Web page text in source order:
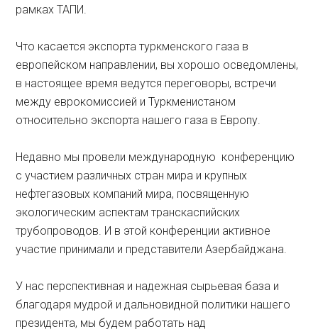
рамках ТАПИ.
Что касается экспорта туркменского газа в
европейском направлении, вы хорошо осведомлены,
в настоящее время ведутся переговоры, встречи
между еврокомиссией и Туркменистаном
относительно экспорта нашего газа в Европу.
Недавно мы провели международную конференцию
с участием различных стран мира и крупных
нефтегазовых компаний мира, посвященную
экологическим аспектам транскаспийских
трубопроводов. И в этой конференции активное
участие принимали и представители Азербайджана.
У нас перспективная и надежная сырьевая база и
благодаря мудрой и дальновидной политики нашего
президента, мы будем работать над